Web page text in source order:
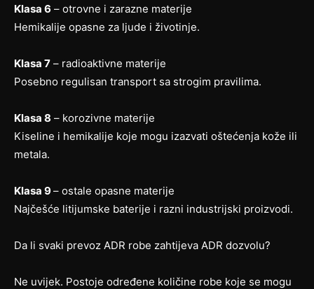
Klasa 6 – otrovne i zarazne materije
Hemikalije opasne za ljude i životinje.
Klasa 7 – radioaktivne materije
Posebno regulisan transport sa strogim pravilima.
Klasa 8 – korozivne materije
Kiseline i hemikalije koje mogu izazvati oštećenja kože ili
metala.
Klasa 9– ostale opasne materije
Najčešće litijumske baterije i razni industrijski proizvodi.
Da li svaki prevoz ADR robe zahtijeva ADR dozvolu?
Ne uvijek. Postoje određene količine robe koje se mogu